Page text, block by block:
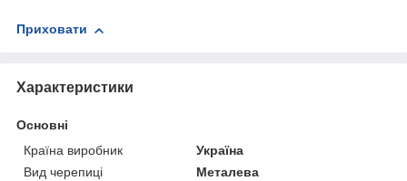
Приховати
Характеристики
Основні
Країна виробник
Україна
Вид черепиці
Металева